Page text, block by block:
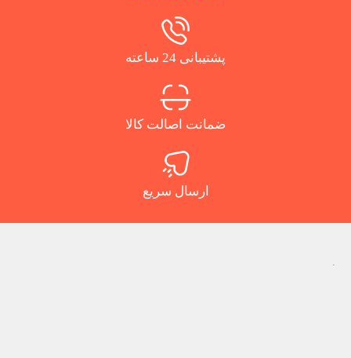
پشتیبانی 24 ساعته
ضمانت اصالت کالا
ارسال سریع
.